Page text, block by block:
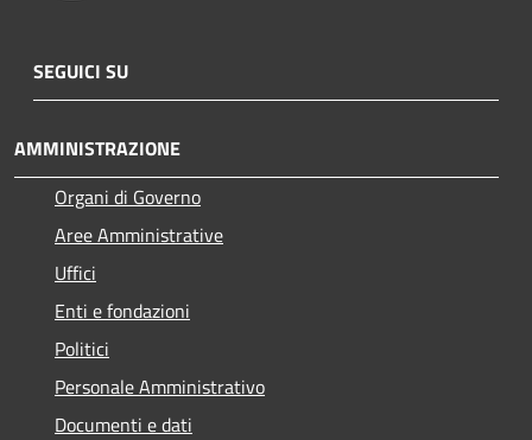
SEGUICI SU
AMMINISTRAZIONE
Organi di Governo
Aree Amministrative
Uffici
Enti e fondazioni
Politici
Personale Amministrativo
Documenti e dati